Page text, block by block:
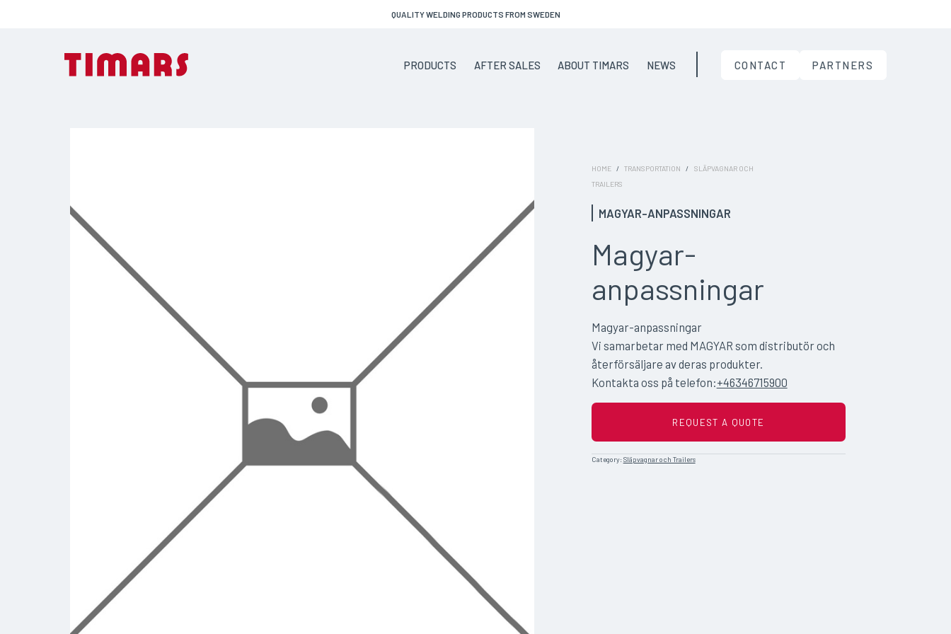
QUALITY WELDING PRODUCTS FROM SWEDEN
PRODUCTS AFTER SALES ABOUT TIMARS NEWS CONTACT PARTNERS
HOME / TRANSPORTATION /
SLÄPVAGNAR OCH
TRAILERS
MAGYAR-ANPASSNINGAR
Magyar-
anpassningar
Magyar-anpassningar
Vi samarbetar med MAGYAR som distributör och
återförsäljare av deras produkter.
Kontakta oss på telefon:+46346715900
REQUEST A QUOTE
Category:Släpvagnar och Trailers